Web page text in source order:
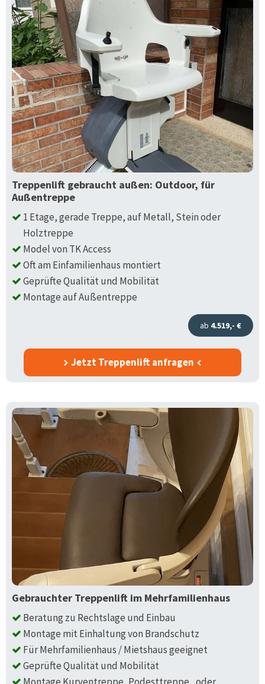
Treppenlift gebraucht außen: Outdoor, für
Außentreppe
1 Etage, gerade Treppe, auf Metall, Stein oder
Holztreppe
Model von TK Access
Oft am Einfamilienhaus montiert
Geprüfte Qualität und Mobilität
Montage auf Außentreppe
ab 4.519,- €
Jetzt Treppenlift anfragen
Gebrauchter Treppenlift im Mehrfamilienhaus
Beratung zu Rechtslage und Einbau
Montage mit Einhaltung von Brandschutz
Für Mehrfamilienhaus / Mietshaus geeignet
Geprüfte Qualität und Mobilität